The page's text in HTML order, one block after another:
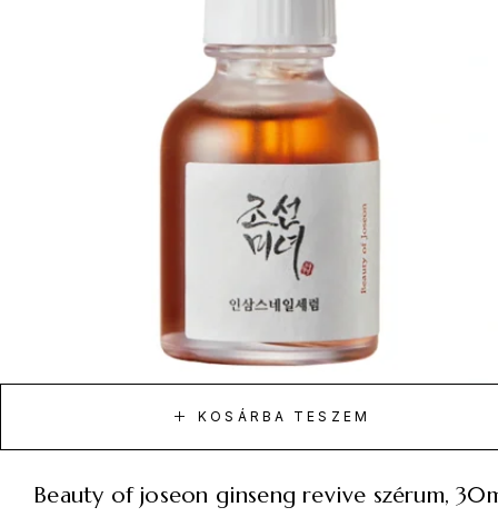
KOSÁRBA TESZEM
beauty of joseon ginseng revive szérum,